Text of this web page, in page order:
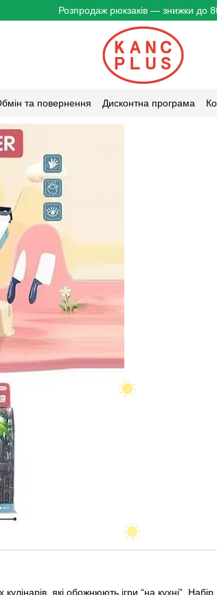
Розпродаж рюкзаків — знижки до
та повернення Дисконтна програма
які обожнюють ігри “на кухні”. Набір